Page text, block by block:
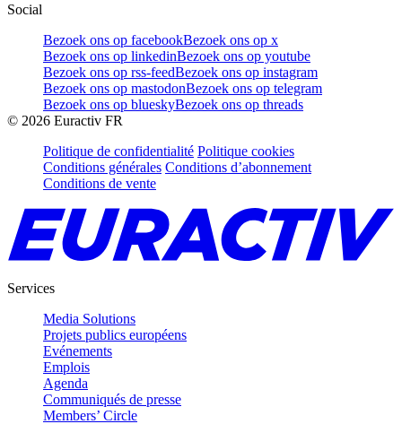
Social
Bezoek ons op facebookBezoek ons op x
Bezoek ons op linkedinBezoek ons op youtube
Bezoek ons op rss-feedBezoek ons op instagram
Bezoek ons op mastodonBezoek ons op telegram
Bezoek ons op blueskyBezoek ons op threads
© 2026 Euractiv FR
Politique de confidentialité Politique cookies
Conditions générales Conditions d’abonnement
Conditions de vente
Services
Media Solutions
Projets publics européens
Evénements
Emplois
Agenda
Communiqués de presse
Members’ Circle